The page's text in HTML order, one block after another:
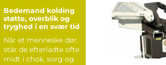
Bedemand kolding
støtte, overblik og
tryghed i en svær tid
Når et menneske dør,
står de efterladte ofte
midt i chok, sorg og